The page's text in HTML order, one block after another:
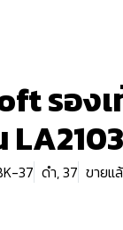
รอง
37 ดำ, 37 ขายแ